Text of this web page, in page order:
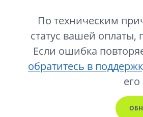
По техническим
статус вашей оплаты,
Если ошибка
обратитесь в
его